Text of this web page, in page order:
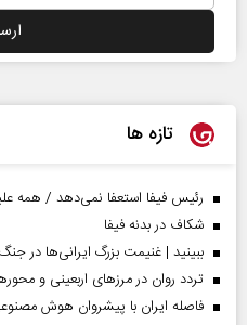
تازه ها
رئیس فیفا استعفا نمی‌دهد / همه علیه
شکاف در بدنه فیفا
ببینید | غنیمت بزرگ ایرانی‌ها در
تردد روان در مرزهای اربعینی و
فاصله ایران با پیشرو‌ان هوش